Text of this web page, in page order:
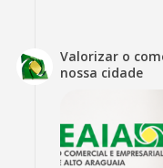
Valorizar o
nossa cidade